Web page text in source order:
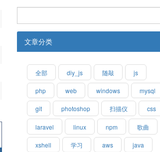
文章分类
全部 diy_js 随敲 js
php web windows mysql
git photoshop 扫描仪 css
laravel linux npm 歌曲
xshell 学习 aws java